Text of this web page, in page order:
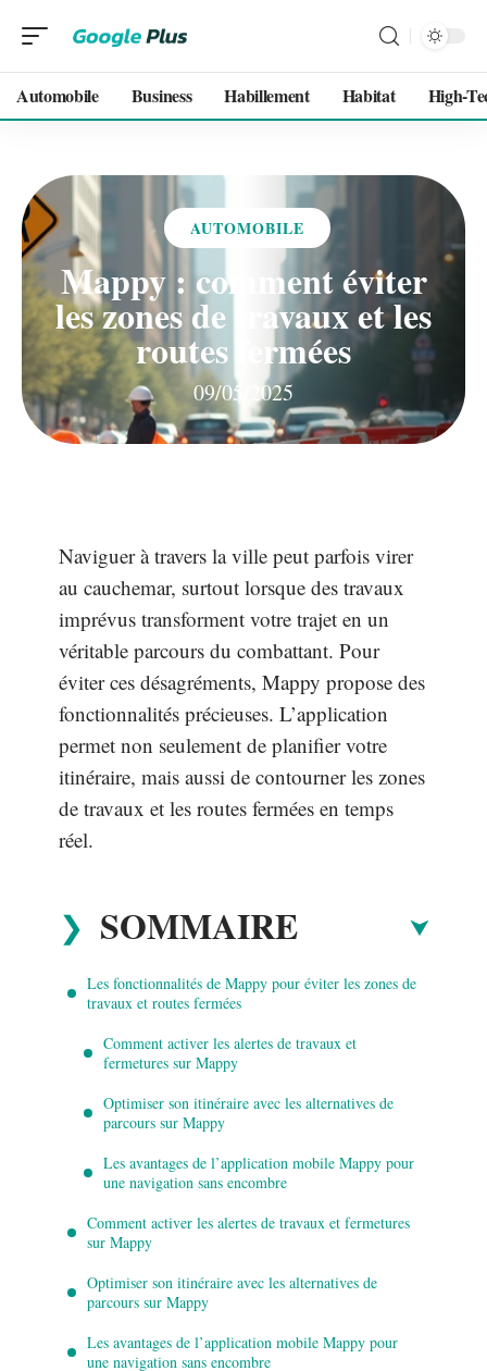
Automobile Business Habillement Habitat High-
AUTOMOBILE
Mappy : comment éviter
les zones de travaux et les
routes fermées
09/05/2025
Naviguer à travers la ville peut parfois virer
au cauchemar, surtout lorsque des travaux
imprévus transforment votre trajet en un
véritable parcours du combattant. Pour
éviter ces désagréments, Mappy propose des
fonctionnalités précieuses. L’application
permet non seulement de planifier votre
itinéraire, mais aussi de contourner les zones
de travaux et les routes fermées en temps
réel.
SOMMAIRE
Les fonctionnalités de Mappy pour éviter les zones de
travaux et routes fermées
Comment activer les alertes de travaux et
fermetures sur Mappy
Optimiser son itinéraire avec les alternatives de
parcours sur Mappy
Les avantages de l’application mobile Mappy pour
une navigation sans encombre
Comment activer les alertes de travaux et fermetures
sur Mappy
Optimiser son itinéraire avec les alternatives de
parcours sur Mappy
Les avantages de l’application mobile Mappy pour
une navigation sans encombre